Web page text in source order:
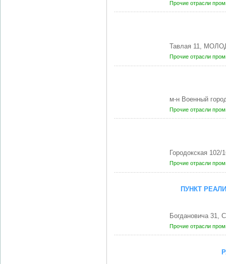
Прочие отрасли
Тавлая 11,
Прочие отрасли
м-н Военный
Прочие отрасли
Городокская
Прочие отрасли
ПУНКТ
Богдановича 31,
Прочие отрасли